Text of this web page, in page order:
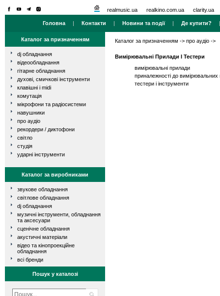
realmusic.ua realkino.com.ua clarity.ua
Головна | Контакти | Новини та події| Де купити?
Каталог за призначенням
dj обладнання
відеообладнання
гітарне обладнання
духові, смичкові інструменти
клавішні і midi
комутація
мікрофони та радіосистеми
навушники
про аудіо
рекордери / диктофони
світло
студія
ударні інструменти
Каталог за виробниками
звукове обладнання
світлове обладнання
dj обладнання
музичні інструменти, обладнання
та аксесуари
сценічне обладнання
акустичні матеріали
відео та кінопроекційне
обладнання
всі бренди
Пошук у каталозі
Каталог за призначенням -> про аудіо ->
Вимірювальні Прилади І Тестери
вимірювальні прилади
приналежності до вимірювальних
тестери і інструменти